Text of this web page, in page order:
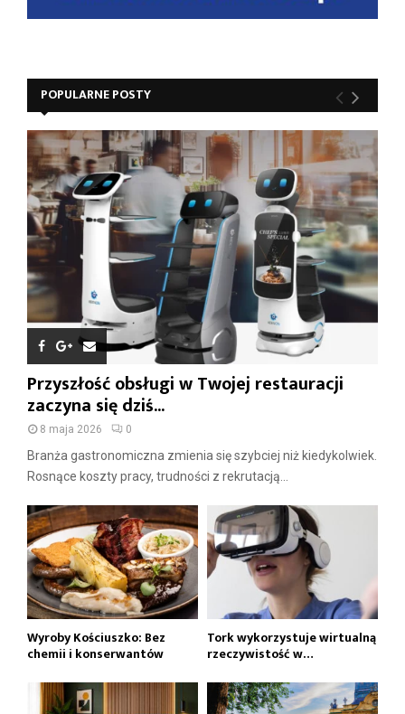
POPULARNE POSTY
Przyszłość obsługi w Twojej restauracji
zaczyna się dziś...
8 maja 2026 0
Branża gastronomiczna zmienia się szybciej niż kiedykolwiek.
Rosnące koszty pracy, trudności z rekrutacją...
Wyroby Kościuszko: Bez
chemii i konserwantów
Tork wykorzystuje wirtualną
rzeczywistość w…